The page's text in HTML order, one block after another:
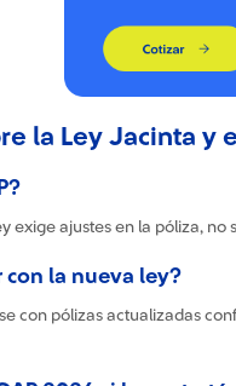
la Ley Jacinta y
exige ajustes en la póliza, no
con la nueva ley?
con pólizas actualizadas